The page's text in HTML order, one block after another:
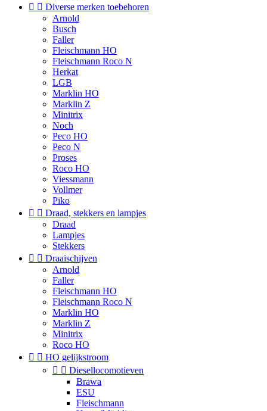
  Diverse merken toebehoren
Arnold
Busch
Faller
Fleischmann HO
Fleischmann Roco N
Herkat
LGB
Marklin HO
Marklin Z
Minitrix
Noch
Peco HO
Peco N
Proses
Roco HO
Viessmann
Vollmer
Piko
  Draad, stekkers en lampjes
Draad
Lampjes
Stekkers
  Draaischijven
Arnold
Faller
Fleischmann HO
Fleischmann Roco N
Marklin HO
Marklin Z
Minitrix
Roco HO
  HO gelijkstroom
  Diesellocomotieven
Brawa
ESU
Fleischmann